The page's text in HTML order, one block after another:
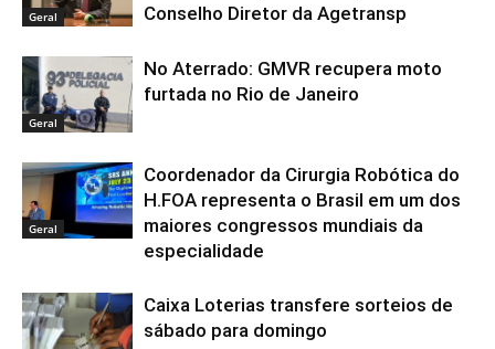
Geral
Conselho Diretor da Agetransp
Geral
No Aterrado: GMVR recupera moto
furtada no Rio de Janeiro
Geral
Coordenador da Cirurgia Robótica do
H.FOA representa o Brasil em um dos
maiores congressos mundiais da
especialidade
Caixa Loterias transfere sorteios de
sábado para domingo